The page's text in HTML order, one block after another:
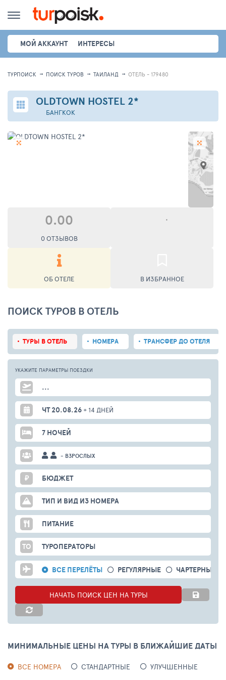
МОЙ АККАУНТ ИНТЕРЕСЫ
ТУРПОИСК ПОИСК ТУРОВ ТАИЛАНД ОТЕЛЬ - 179480
OLDTOWN HOSTEL 2*
БАНГКОК
0.00
0 ОТЗЫВОВ
ОБ ОТЕЛЕ В ИЗБРАННОЕ
ПОИСК ТУРОВ В ОТЕЛЬ
ТУРЫ В ОТЕЛЬ НОМЕРА ТРАНСФЕР ДО ОТЕЛЯ
УКАЖИТЕ ПАРАМЕТРЫ ПОЕЗДКИ
...
ЧТ 20.08.26+ 14 ДНЕЙ
7 НОЧЕЙ
- ВЗРОСЛЫХ
₽ БЮДЖЕТ
ТИП И ВИД ИЗ НОМЕРА
ПИТАНИЕ
ТО ТУРОПЕРАТОРЫ
ВСЕ ПЕРЕЛЁТЫ РЕГУЛЯРНЫЕ ЧАРТЕРНЫЕ
НАЧАТЬ ПОИСК ЦЕН НА ТУРЫ
МИНИМАЛЬНЫЕ ЦЕНЫ НА ТУРЫ В БЛИЖАЙШИЕ ДАТЫ
ВСЕ НОМЕРА СТАНДАРТНЫЕ УЛУЧШЕННЫЕ